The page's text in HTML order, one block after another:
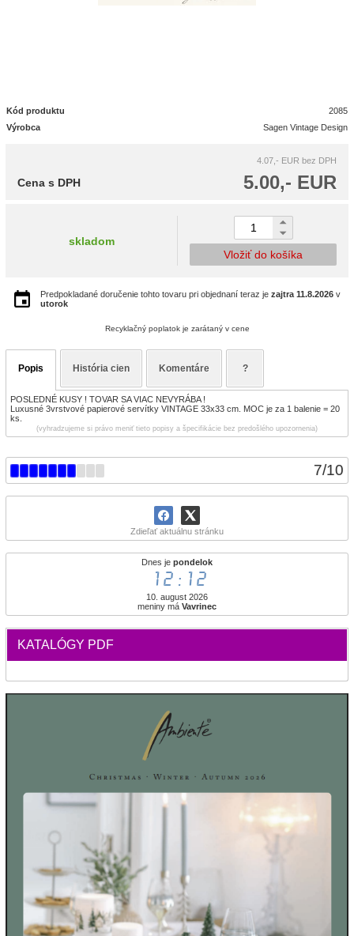
7/10
Zdieľať aktuálnu stránku
Dnes je pondelok
12:13
10. august 2026
meniny má Vavrinec
KATALÓGY PDF
Kód produktu
2085
Výrobca
Sagen Vintage Design
4.07,- EUR bez DPH
5.00,- EUR
Cena s DPH
skladom
Vložiť do košíka
Predpokladané doručenie tohto tovaru pri objednaní teraz je zajtra 11.8.2026 v
utorok
Recyklačný poplatok je zarátaný v cene
Popis História cien Komentáre ?
POSLEDNÉ KUSY ! TOVAR SA VIAC NEVYRÁBA !
Luxusné 3vrstvové papierové servítky VINTAGE 33x33 cm. MOC je za 1 balenie = 20
ks.
(vyhradzujeme si právo meniť tieto popisy a špecifikácie bez predošlého upozornenia)